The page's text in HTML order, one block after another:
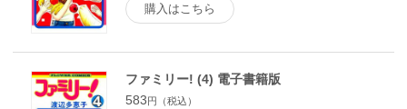
購入はこちら
ファミリー! (4) 電子書籍版
583 円（税込）